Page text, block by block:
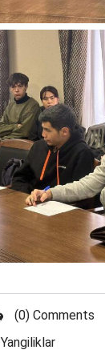
(0) Comments
Yangiliklar